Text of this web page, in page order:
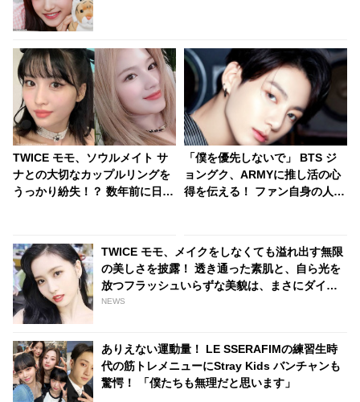
TWICE モモ、ソウルメイト サ
ナとの大切なカップルリングを
うっかり紛失！？ 数年前に日本
ビックリ
「僕を優先しないで」 BTS ジ
ョングク、ARMYに推し活の心
得を伝える！ ファン自身の人生
TWICE モモ、メイクをしなくても溢れ出す無限
の美しさを披露！ 透き通った素肌と、自ら光を
放つフラッシュいらずな美貌は、まさにダイア
モンド
NEWS
ありえない運動量！ LE SSERAFIMの練習生時
代の筋トレメニューにStray Kids バンチャンも
驚愕！ 「僕たちも無理だと思います」